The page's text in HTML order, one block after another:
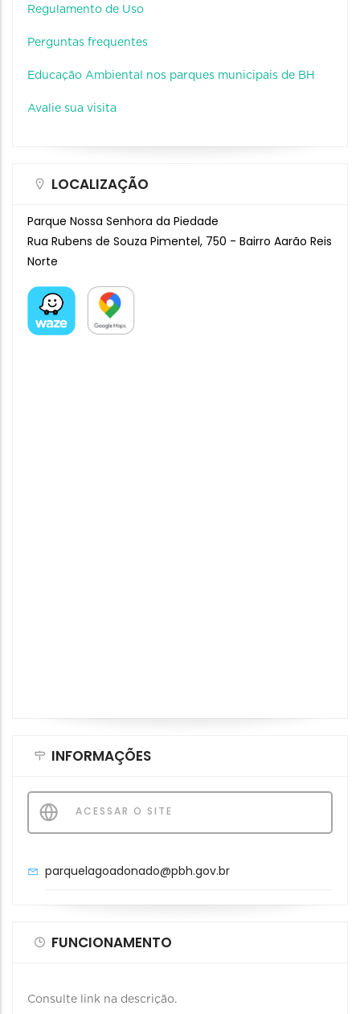
Regulamento de Uso
Perguntas frequentes
Educação Ambiental nos parques municipais de BH
Avalie sua visita
LOCALIZAÇÃO
Parque Nossa Senhora da Piedade
Rua Rubens de Souza Pimentel, 750 - Bairro Aarão Reis
Norte
INFORMAÇÕES
ACESSAR O SITE
parquelagoadonado@pbh.gov.br
FUNCIONAMENTO
Consulte link na descrição.